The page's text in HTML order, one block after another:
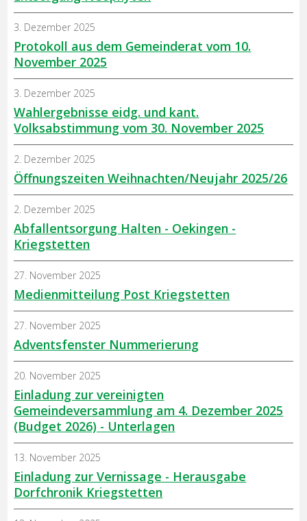
Protokoll aus dem Gemeinderat vom 10.
November 2025
3. Dezember 2025
Wahlergebnisse eidg. und kant.
Volksabstimmung vom 30. November 2025
3. Dezember 2025
Öffnungszeiten Weihnachten/Neujahr 2025/26
2. Dezember 2025
Abfallentsorgung Halten - Oekingen -
Kriegstetten
2. Dezember 2025
Medienmitteilung Post Kriegstetten
27. November 2025
Adventsfenster Nummerierung
27. November 2025
Einladung zur vereinigten
Gemeindeversammlung am 4. Dezember 2025
(Budget 2026) - Unterlagen
20. November 2025
Einladung zur Vernissage - Herausgabe
Dorfchronik Kriegstetten
13. November 2025